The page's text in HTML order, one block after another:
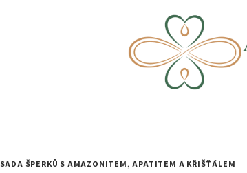
SADA ŠPERKŮ S AMAZONITEM, APATITEM A KŘIŠŤÁLEM